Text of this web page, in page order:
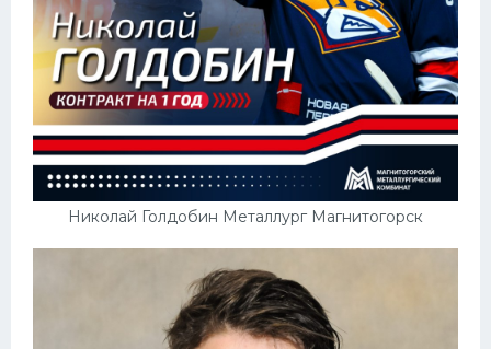
Николай Голдобин Металлург Магнитогорск